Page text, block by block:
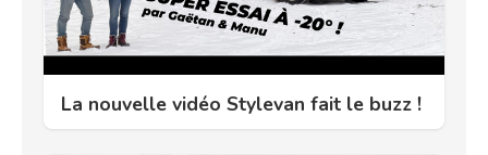
La nouvelle vidéo Stylevan fait le buzz !